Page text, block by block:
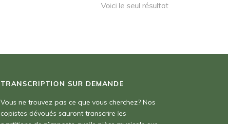
Voici le seul résultat
TRANSCRIPTION SUR DEMANDE
Vous ne trouvez pas ce que vous cherchez? Nos
copistes dévoués sauront transcrire les